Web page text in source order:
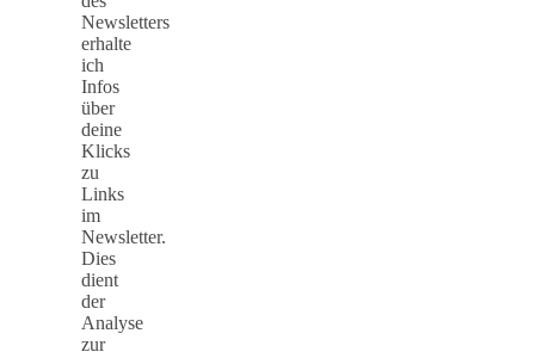
Newsletters
erhalte
ich
Infos
über
deine
Klicks
zu
Links
im
Newsletter.
Dies
dient
der
Analyse
zur